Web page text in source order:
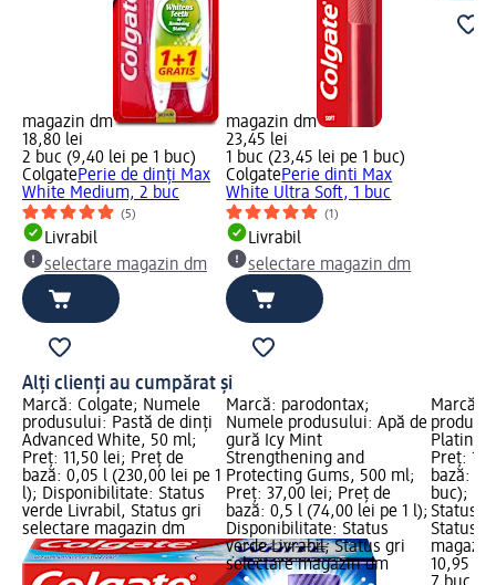
magazin dm
18,80 lei
2 buc (9,40 lei pe 1 buc)
ColgatePerie de dinți Max
White Medium, 2 buc
(5)
Livrabil
selectare magazin dm
magazin dm
23,45 lei
1 buc (23,45 lei pe 1 buc)
ColgatePerie dinti Max
White Ultra Soft, 1 buc
(1)
Livrabil
selectare magazin dm
Alți clienți au cumpărat și
Marcă: Colgate; Numele
produsului: Pastă de dinți
Advanced White, 50 ml;
Preț: 11,50 lei; Preț de
bază: 0,05 l (230,00 lei pe 1
l); Disponibilitate: Status
verde Livrabil, Status gri
selectare magazin dm
Marcă: parodontax;
Numele produsului: Apă de
gură Icy Mint
Strengthening and
Protecting Gums, 500 ml;
Preț: 37,00 lei; Preț de
bază: 0,5 l (74,00 lei pe 1 l);
Disponibilitate: Status
verde Livrabil, Status gri
selectare magazin dm
Marcă:
Preț:
bază: 7
buc);
Status
Status
10,95 lei